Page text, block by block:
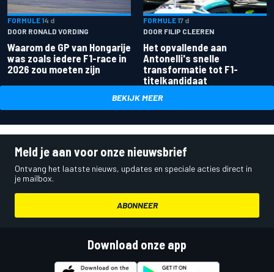
FORMULE 14 d
DOOR RONALD VORDING
Waarom de GP van Hongarije
was zoals iedere F1-race in
2026 zou moeten zijn
FORMULE 17 d
DOOR FILIP CLEEREN
Het opvallende aan
Antonelli's snelle
transformatie tot F1-
titelkandidaat
BEKIJK MEER
Meld je aan voor onze nieuwsbrief
Ontvang het laatste nieuws, updates en speciale acties direct in
je mailbox.
ABONNEER
Download onze app